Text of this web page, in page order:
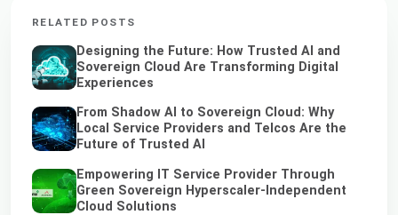
RELATED POSTS
Designing the Future: How Trusted AI and
Sovereign Cloud Are Transforming Digital
Experiences
From Shadow AI to Sovereign Cloud: Why
Local Service Providers and Telcos Are the
Future of Trusted AI
Empowering IT Service Provider Through
Green Sovereign Hyperscaler-Independent
Cloud Solutions